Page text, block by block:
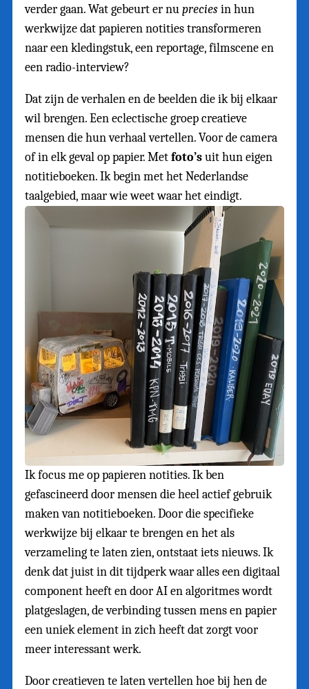
verder gaan. Wat gebeurt er nupreciesin hun
werkwijze dat papieren notities transformeren
naar een kledingstuk, een reportage, filmscene en
een radio-interview?
Dat zijn de verhalen en de beelden die ik bij elkaar
wil brengen. Een eclectische groep creatieve
mensen die hun verhaal vertellen. Voor de camera
of in elk geval op papier. Metfoto’suit hun eigen
notitieboeken. Ik begin met het Nederlandse
taalgebied, maar wie weet waar het eindigt.
Ik focus me op papieren notities. Ik ben
gefascineerd door mensen die heel actief gebruik
maken van notitieboeken. Door die specifieke
werkwijze bij elkaar te brengen en het als
verzameling te laten zien, ontstaat iets nieuws. Ik
denk dat juist in dit tijdperk waar alles een digitaal
component heeft en door AI en algoritmes wordt
platgeslagen, de verbinding tussen mens en papier
een uniek element in zich heeft dat zorgt voor
meer interessant werk.
Door creatieven te laten vertellen hoe bij hen de